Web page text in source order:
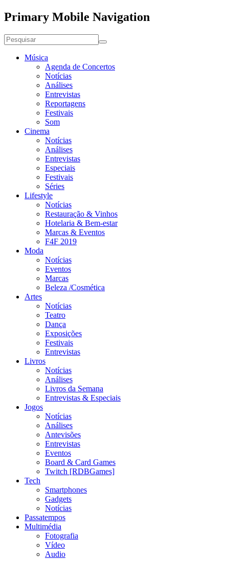
Primary Mobile Navigation
Música
Agenda de Concertos
Notícias
Análises
Entrevistas
Reportagens
Festivais
Som
Cinema
Notícias
Análises
Entrevistas
Especiais
Festivais
Séries
Lifestyle
Notícias
Restauração & Vinhos
Hotelaria & Bem-estar
Marcas & Eventos
F4F 2019
Moda
Notícias
Eventos
Marcas
Beleza /Cosmética
Artes
Notícias
Teatro
Dança
Exposições
Festivais
Entrevistas
Livros
Notícias
Análises
Livros da Semana
Entrevistas & Especiais
Jogos
Notícias
Análises
Antevisões
Entrevistas
Eventos
Board & Card Games
Twitch [RDBGames]
Tech
Smartphones
Gadgets
Notícias
Passatempos
Multimédia
Fotografia
Vídeo
Audio